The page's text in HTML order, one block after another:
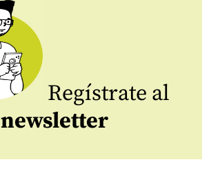
Regístrate al
newsletter